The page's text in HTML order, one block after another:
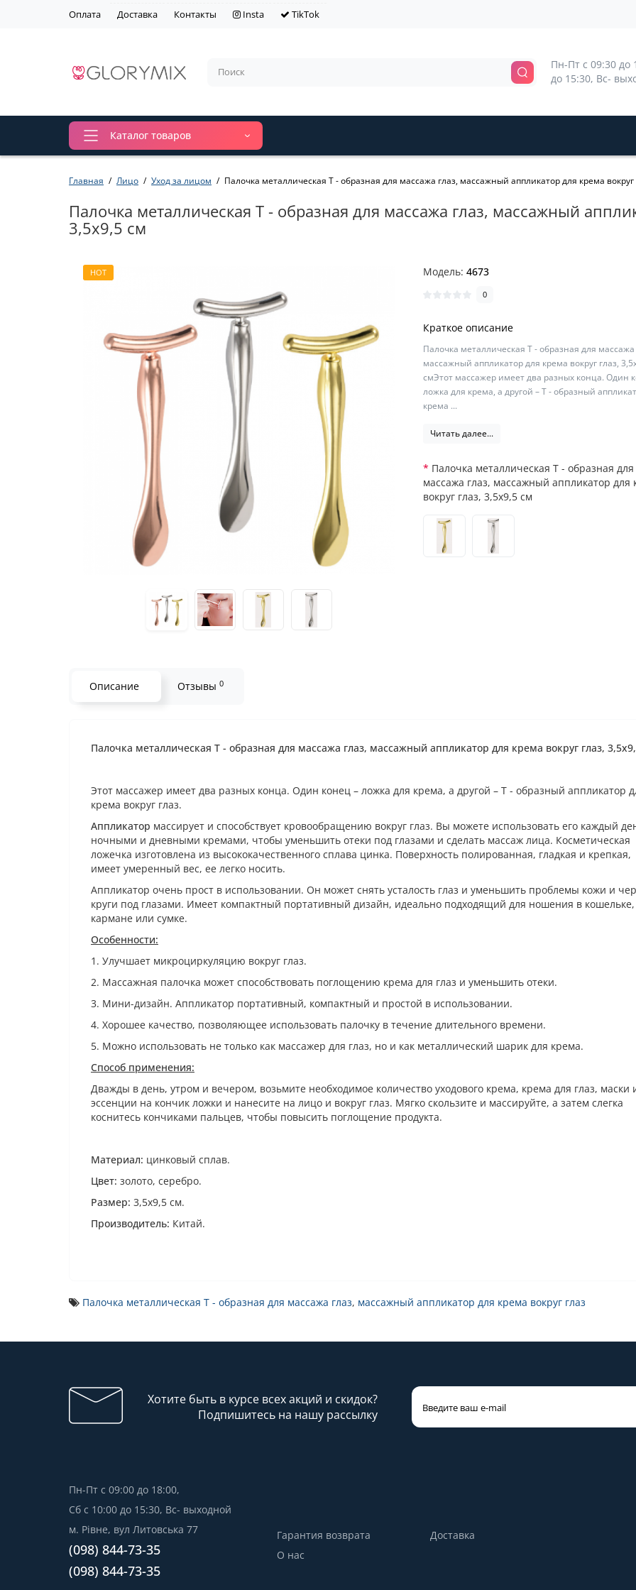
Оплата Доставка Контакты Insta TikTok
Пн-Пт с 09:30 до
до 15:30, Вс-
Каталог товаров
Главная Лицо Уход за лицом Палочка металлическая Т - образная для массажа глаз, массажный аппликатор для крема вокруг
Палочка металлическая Т - образная для массажа глаз, массажный
3,5х9,5 см
HOT Модель:4673
0
Краткое описание
Палочка металлическая Т - образная для массажа
массажный аппликатор для крема вокруг глаз,
смЭтот массажер имеет два разных конца. Один
ложка для крема, а другой – Т - образный
крема ...
Читать далее...
Палочка металлическая Т - образная для
массажа глаз, массажный аппликатор для
вокруг глаз, 3,5х9,5 см
Описание Отзывы 0
Палочка металлическая Т - образная для массажа глаз, массажный аппликатор для крема вокруг глаз,
Этот массажер имеет два разных конца. Один конец – ложка для крема, а другой – Т - образный аппликатор
крема вокруг глаз.
Аппликатор массирует и способствует кровообращению вокруг глаз. Вы можете использовать его каждый
ночными и дневными кремами, чтобы уменьшить отеки под глазами и сделать массаж лица. Косметическая
ложечка изготовлена из высококачественного сплава цинка. Поверхность полированная, гладкая и крепкая,
имеет умеренный вес, ее легко носить.
Аппликатор очень прост в использовании. Он может снять усталость глаз и уменьшить проблемы кожи и
круги под глазами. Имеет компактный портативный дизайн, идеально подходящий для ношения в кошельке,
кармане или сумке.
Особенности:
1. Улучшает микроциркуляцию вокруг глаз.
2. Массажная палочка может способствовать поглощению крема для глаз и уменьшить отеки.
3. Мини-дизайн. Аппликатор портативный, компактный и простой в использовании.
4. Хорошее качество, позволяющее использовать палочку в течение длительного времени.
5. Можно использовать не только как массажер для глаз, но и как металлический шарик для крема.
Способ применения:
Дважды в день, утром и вечером, возьмите необходимое количество уходового крема, крема для глаз, маски
эссенции на кончик ложки и нанесите на лицо и вокруг глаз. Мягко скользите и массируйте, а затем слегка
коснитесь кончиками пальцев, чтобы повысить поглощение продукта.
Материал: цинковый сплав.
Цвет: золото, серебро.
Размер: 3,5х9,5 см.
Производитель: Китай.
Палочка металлическая Т - образная для массажа глаз, массажный аппликатор для крема вокруг глаз
Хотите быть в курсе всех акций и скидок?
Подпишитесь на нашу рассылку
Пн-Пт с 09:00 до 18:00,
Сб с 10:00 до 15:30, Вс- выходной
м. Рівне, вул Литовська 77
(098) 844-73-35
(098) 844-73-35
Гарантия возврата
О нас
Доставка